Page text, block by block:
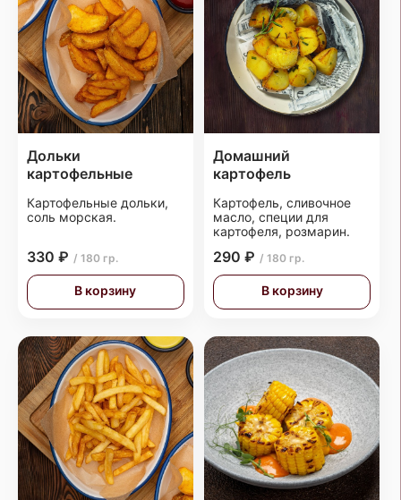
Дольки
картофельные
Картофельные дольки,
соль морская.
330 ₽ / 180 гр.
В корзину
Домашний
картофель
Картофель, сливочное
масло, специи для
картофеля, розмарин.
290 ₽ / 180 гр.
В корзину